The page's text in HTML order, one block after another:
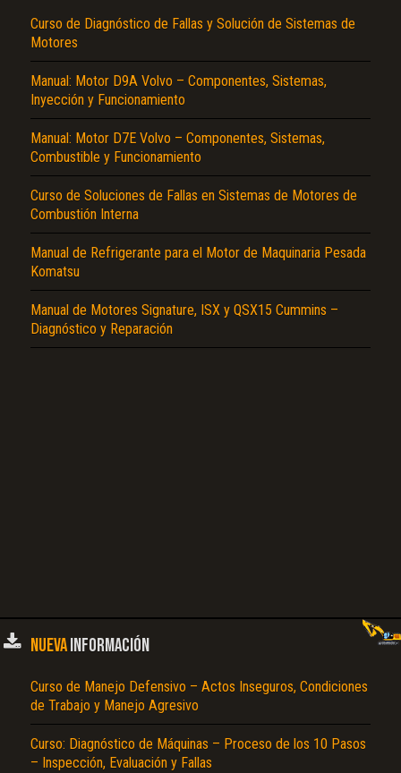
Curso de Diagnóstico de Fallas y Solución de Sistemas de
Motores
Manual: Motor D9A Volvo – Componentes, Sistemas,
Inyección y Funcionamiento
Manual: Motor D7E Volvo – Componentes, Sistemas,
Combustible y Funcionamiento
Curso de Soluciones de Fallas en Sistemas de Motores de
Combustión Interna
Manual de Refrigerante para el Motor de Maquinaria Pesada
Komatsu
Manual de Motores Signature, ISX y QSX15 Cummins –
Diagnóstico y Reparación
NUEVAINFORMACIÓN
Curso de Manejo Defensivo – Actos Inseguros, Condiciones
de Trabajo y Manejo Agresivo
Curso: Diagnóstico de Máquinas – Proceso de los 10 Pasos
– Inspección, Evaluación y Fallas
El Título es incorrecto según el contenido.
Texto o Imagen de portada son erróneos.
No carga o no se visualiza el contenido.